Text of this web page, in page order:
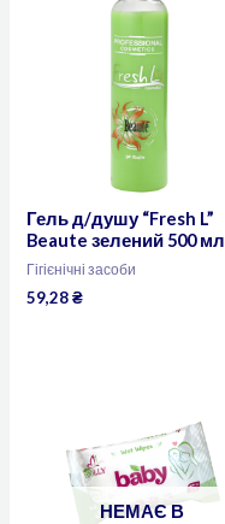
Гель д/душу “Fresh L”
Beaute зелений 500 мл
Гігієнічні засоби
59,28₴
НЕМАЄ В